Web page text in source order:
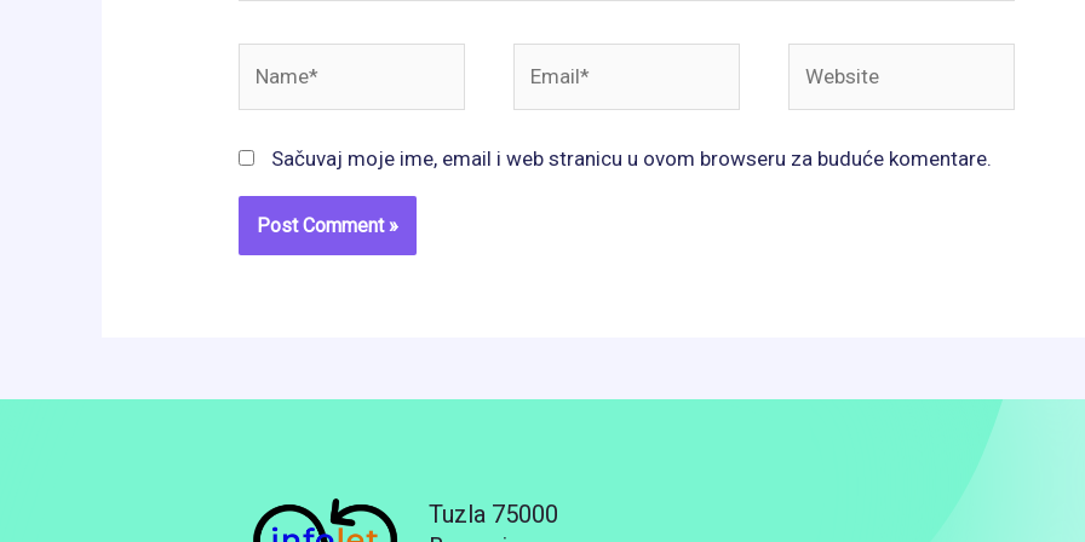
Sačuvaj moje ime, email i web stranicu u ovom browseru za buduće komentare.
Tuzla 75000